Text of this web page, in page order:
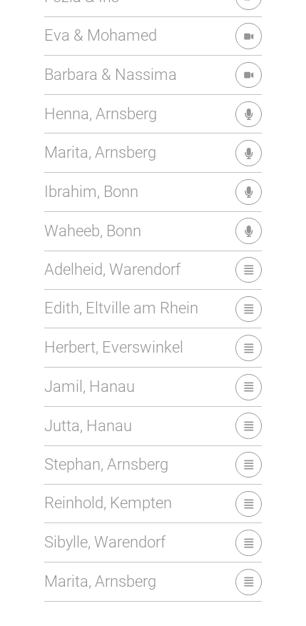
Eva & Mohamed
Barbara & Nassima
Henna, Arnsberg
Marita, Arnsberg
Ibrahim, Bonn
Waheeb, Bonn
Adelheid, Warendorf
Edith, Eltville am Rhein
Herbert, Everswinkel
Jamil, Hanau
Jutta, Hanau
Stephan, Arnsberg
Reinhold, Kempten
Sibylle, Warendorf
Marita, Arnsberg